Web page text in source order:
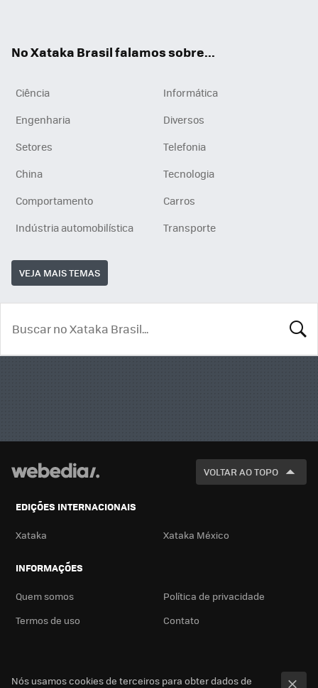
No Xataka Brasil falamos sobre...
Ciência
Informática
Engenharia
Diversos
Setores
Telefonia
China
Tecnologia
Comportamento
Carros
Indústria automobilística
Transporte
VEJA MAIS TEMAS
VOLTAR AO TOPO
EDIÇÕES INTERNACIONAIS
Xataka Xataka México
INFORMAÇÕES
Quem somos
Política de privacidade
Termos de uso
Contato
Nós usamos cookies de terceiros para obter dados de